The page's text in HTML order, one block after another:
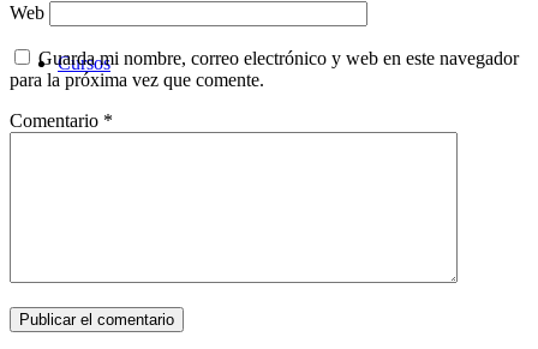
Cursos
Música
Web
Guarda mi nombre, correo electrónico y web en este navegador
para la próxima vez que comente.
Comentario *